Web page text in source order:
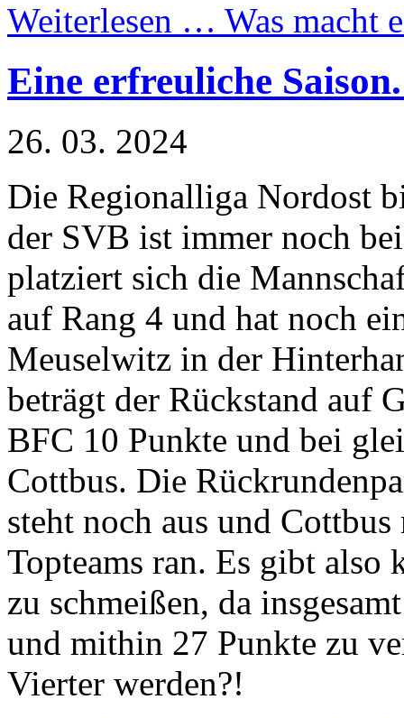
Weiterlesen … Was macht
Eine erfreuliche
26. 03. 2024
Die Regionalliga Nordost
der SVB ist immer noch
platziert sich die
auf Rang 4 und hat noch
Meuselwitz in der
beträgt der Rückstand auf
BFC 10 Punkte und bei
Cottbus. Die
steht noch aus und
Topteams ran. Es gibt
zu schmeißen, da
und mithin 27 Punkte zu
Vierter werden?!